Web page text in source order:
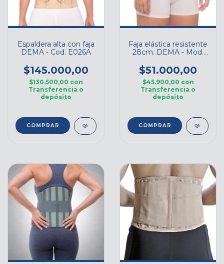
Espaldera alta con faja
DEMA - Cod. E026A
$145.000,00
$130.500,00 con
Transferencia o
depósito
COMPRAR
Faja elástica resistente
28cm. DEMA - Mod.
$51.000,00
$45.900,00 con
Transferencia o
depósito
COMPRAR